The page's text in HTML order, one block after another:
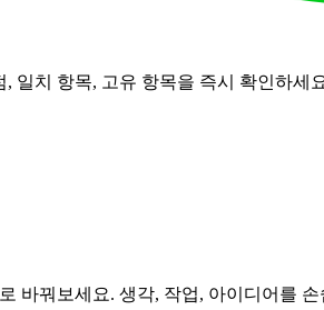
일치 항목, 고유 항목을 즉시 확인하세
바꿔보세요. 생각, 작업, 아이디어를